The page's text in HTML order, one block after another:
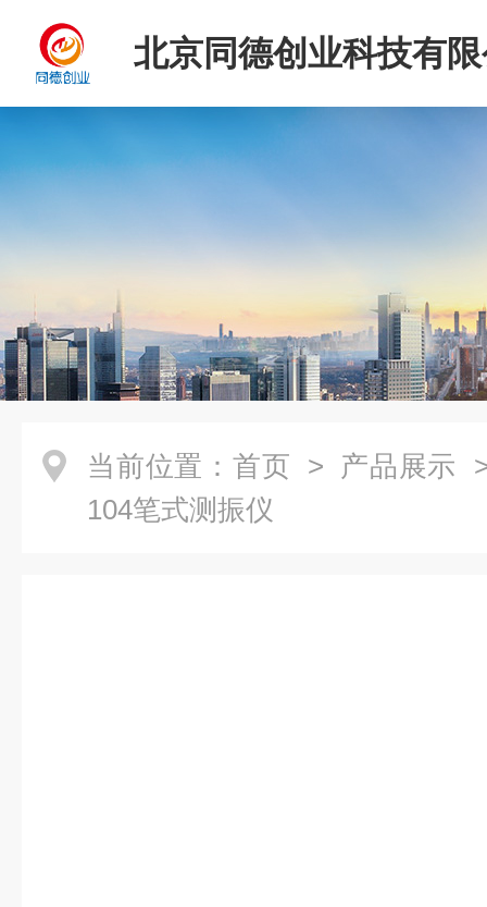
北京同德创业科技有
当前位置： 首页 > 产品展示
104笔式测振仪